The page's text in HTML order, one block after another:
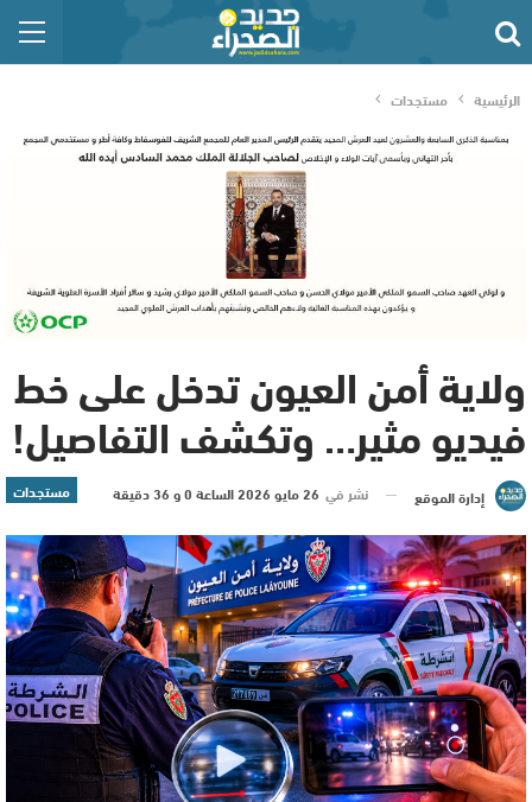
الرئيسية مستجدات
ولاية أمن العيون تدخل على خط
فيديو مثير… وتكشف التفاصيل!
مستجدات إدارة الموقع نشر في 26 مايو 2026 الساعة 0 و 36 دقيقة